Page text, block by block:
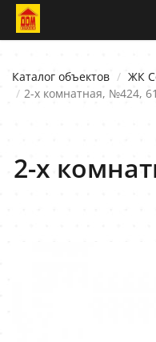
Каталог объектов ЖК
2-х комнатная, №424,
2-х